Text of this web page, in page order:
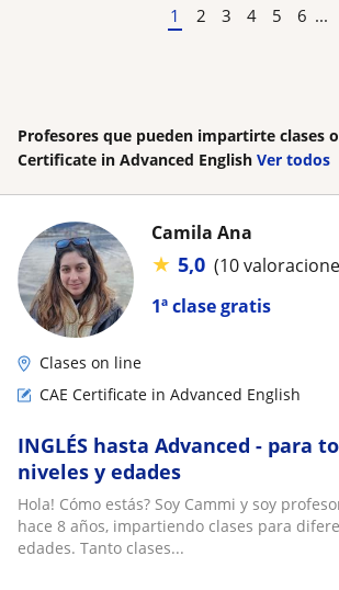
1 2 3 4 5 6 ...
Profesores que pueden impartirte clases
Certificate in Advanced English Ver todos
1ª clase gratis
Camila Ana
★ 5,0 (10
Clases on line
CAE Certificate in Advanced English
INGLÉS hasta Advanced - para
niveles y edades
Hola! Cómo estás? Soy Cammi y soy
hace 8 años, impartiendo clases para
edades. Tanto clases...